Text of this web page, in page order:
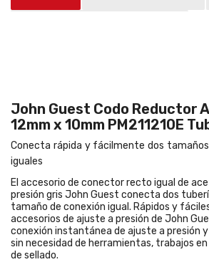
John Guest Codo Reductor
12mm x 10mm PM211210E
Conecta rápida y fácilmente dos
iguales
El accesorio de conector recto igual de
presión gris John Guest conecta dos
tamaño de conexión igual. Rápidos y
accesorios de ajuste a presión de John
conexión instantánea de ajuste a presión
sin necesidad de herramientas, trabajos
de sellado.